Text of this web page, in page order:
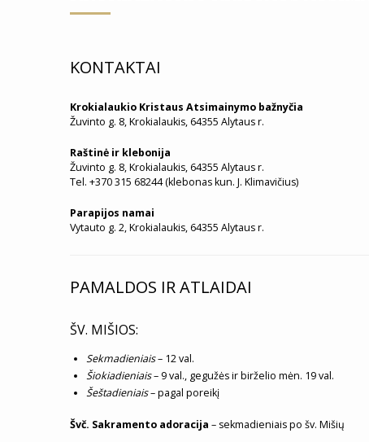
KONTAKTAI
Krokialaukio Kristaus Atsimainymo bažnyčia
Žuvinto g. 8, Krokialaukis, 64355 Alytaus r.
Raštinė ir klebonija
Žuvinto g. 8, Krokialaukis, 64355 Alytaus r.
Tel. +370 315 68244 (klebonas kun. J. Klimavičius)
Parapijos namai
Vytauto g. 2, Krokialaukis, 64355 Alytaus r.
PAMALDOS IR ATLAIDAI
ŠV. MIŠIOS:
Sekmadieniais– 12 val.
Šiokiadieniais– 9 val., gegužės ir birželio mėn. 19 val.
Šeštadieniais– pagal poreikį
Švč. Sakramento adoracija – sekmadieniais po šv. Mišių